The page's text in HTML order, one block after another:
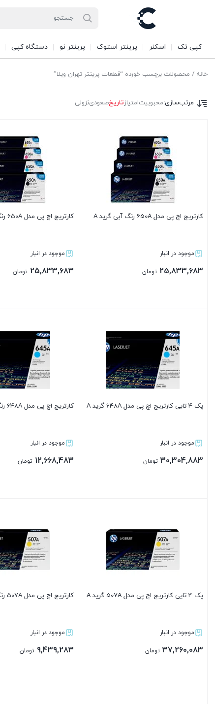
کپی تک اسکنر پرینتر استوک پرینتر نو دستگاه کپی
خانه / محصولات برچسب خورده “قطعات پرینتر تهران ویلا”
مرتب‌سازی:محبوبیتامتیازتاریخصعودینزولی
کارتریج اچ پی مدل 650A رنگ آبی گرید A
موجود در انبار
25,833,683 تومان
کارتریج اچ پی مدل 650A رنگ قرمز گرید A
موجود در انبار
25,833,683 تومان
پک 4 تایی کارتریج اچ پی مدل 648A گرید A
موجود در انبار
30,304,883 تومان
کارتریج اچ پی مدل 648A رنگ قرمز گرید A
موجود در انبار
12,668,483 تومان
پک 4 تایی کارتریج اچ پی مدل 507A گرید A
موجود در انبار
37,260,083 تومان
کارتریج اچ پی مدل 507A رنگ قرمز گرید A
موجود در انبار
9,439,283 تومان